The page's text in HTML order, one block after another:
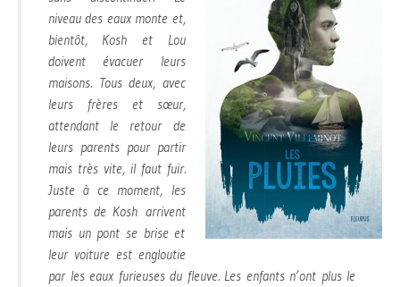
niveau des eaux monte et,
bientôt, Kosh et Lou
doivent évacuer leurs
maisons. Tous deux, avec
leurs frères et sœur,
attendant le retour de
leurs parents pour partir
mais très vite, il faut fuir.
Juste à ce moment, les
parents de Kosh arrivent
mais un pont se brise et
leur voiture est engloutie
par les eaux furieuses du fleuve. Les enfants n’ont plus le